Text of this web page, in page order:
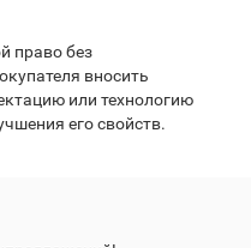
право без
вносить
или технологию
его свойств.